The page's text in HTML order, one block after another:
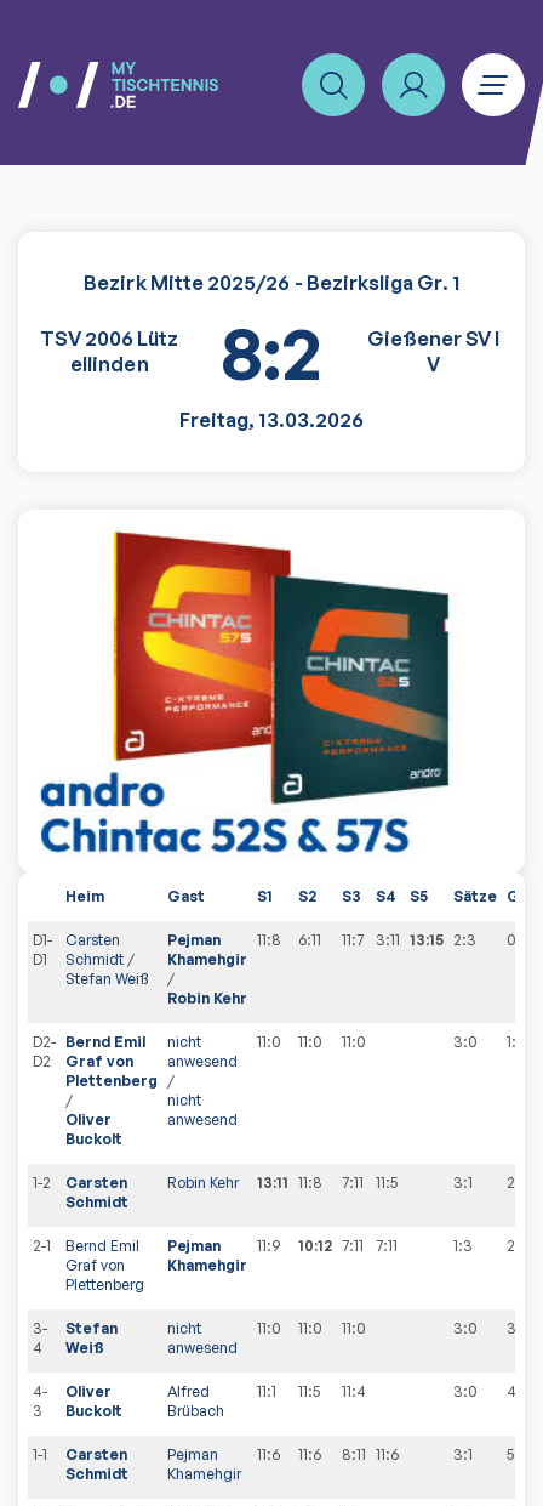
Bezirk Mitte 2025/26 - Bezirksliga Gr. 1
TSV 2006 Lütz
ellinden
8:2
Gießener SV I
V
Freitag, 13.03.2026
Heim Gast S1 S2 S3 S4 S5 Sätze
D1-
D1
Carsten
Schmidt /
Stefan Weiß
Pejman
Khamehgir
/
Robin Kehr
11:8 6:11 11:7 3:11 13:15 2:3 0
D2-
D2
Bernd Emil
Graf von
Plettenberg
/
Oliver
Buckolt
nicht
anwesend
/
nicht
anwesend
11:0 11:0 11:0 3:0 1:
1-2
Carsten
Schmidt
Robin Kehr 13:11 11:8 7:11 11:5 3:1 2
2-1
Bernd Emil
Graf von
Plettenberg
Pejman
Khamehgir
11:9 10:12 7:11 7:11 1:3 2
3-
4
Stefan
Weiß
nicht
anwesend
11:0 11:0 11:0 3:0 3
4-
3
Oliver
Buckolt
Alfred
Brübach
11:1 11:5 11:4 3:0 4
1-1
Carsten
Schmidt
Pejman
Khamehgir
11:6 11:6 8:11 11:6 3:1 5